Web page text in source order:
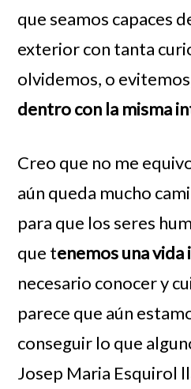
que seamos capaces
exterior con tanta
olvidemos, o
dentro con la misma
Creo que no me
aún queda mucho
para que los seres
que tenemos una
necesario conocer y
parece que aún
conseguir lo que
Josep Maria Esquirol